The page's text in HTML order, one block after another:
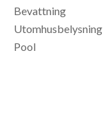
Bevattning
Utomhusbelysning
Pool